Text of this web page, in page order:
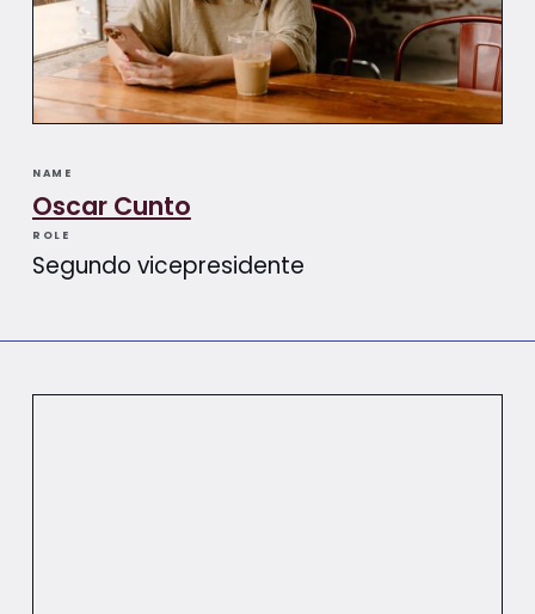
NAME
Oscar Cunto
ROLE
Segundo vicepresidente